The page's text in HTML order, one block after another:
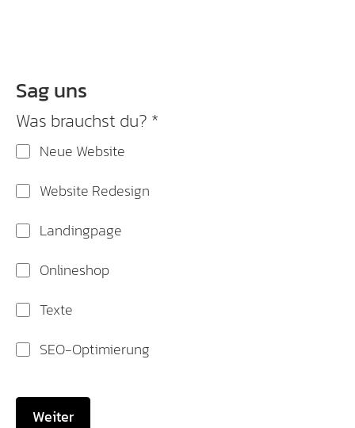
Sag uns
Was brauchst du? *
Neue Website
Website Redesign
Landingpage
Onlineshop
Texte
SEO-Optimierung
Weiter